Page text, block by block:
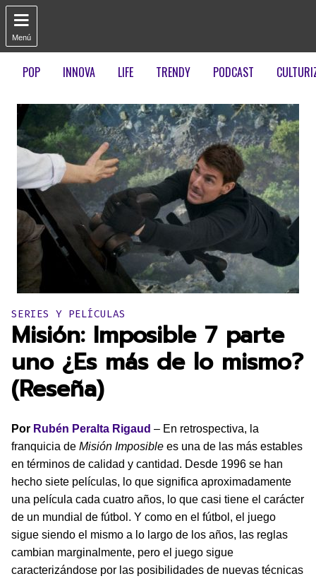

Menú
POP INNOVA LIFE TRENDY PODCAST
Publicado en:
SERIES Y PELÍCULAS
Misión: Imposible 7 parte
uno ¿Es más de lo mismo?
(Reseña)
Por Rubén Peralta Rigaud – En retrospectiva, la
franquicia de Misión Imposible es una de las más estables
en términos de calidad y cantidad. Desde 1996 se han
hecho siete películas, lo que significa aproximadamente
una película cada cuatro años, lo que casi tiene el carácter
de un mundial de fútbol. Y como en el fútbol, el juego
sigue siendo el mismo a lo largo de los años, las reglas
cambian marginalmente, pero el juego sigue
caracterizándose por las posibilidades de nuevas técnicas